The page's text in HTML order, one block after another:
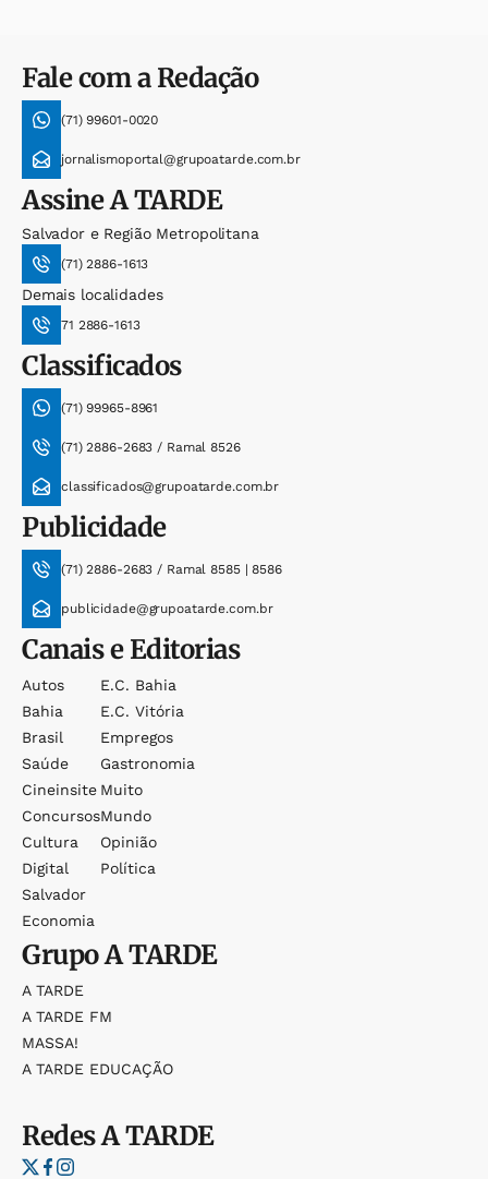
Fale com a Redação
(71) 99601-0020
jornalismoportal@grupoatarde.com.br
AssineA TARDE
Salvador e Região Metropolitana
(71) 2886-1613
Demais localidades
71 2886-1613
Classificados
(71) 99965-8961
(71) 2886-2683 / Ramal 8526
classificados@grupoatarde.com.br
Publicidade
(71) 2886-2683 / Ramal 8585 | 8586
publicidade@grupoatarde.com.br
Canais e Editorias
Autos
Bahia
Brasil
Saúde
Cineinsite
Concursos
Cultura
Digital
Salvador
Economia
E.c. Bahia
E.c. Vitória
Empregos
Gastronomia
Muito
Mundo
Opinião
Política
GrupoA TARDE
A TARDE
A TARDE FM
MASSA!
A TARDE EDUCAÇÃO
RedesA TARDE